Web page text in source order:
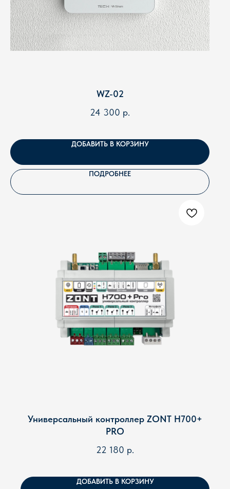
WZ-02
24 300 р.
ДОБАВИТЬ В КОРЗИНУ
ПОДРОБНЕЕ
Универсальный контроллер ZONT H700+
PRO
22 180 р.
ДОБАВИТЬ В КОРЗИНУ
ПОМОЖЕМ ПОДОБРАТЬ
ОБОРУДОВАНИЕ ПОД ВАШ
Ответим в течении 15 минут. Если заявка поступила
после 21.00 - в 9.00 следующего дня.
Напишите нам прямо сейчас:
Расскажите о вашей задаче - инженер подберет
+7
Я подтверждаю ознакомление и даюСогласие на
моих персональных данных в порядке и на
условиях, указанных в Политике обработки
ОТПРАВИТЬ
Сергей Герасимчик, главный инженер